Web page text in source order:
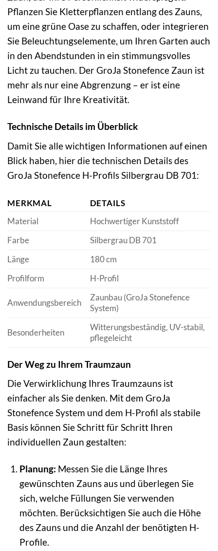
Pflanzen Sie Kletterpflanzen entlang des Zauns,
um eine grüne Oase zu schaffen, oder integrieren
Sie Beleuchtungselemente, um Ihren Garten auch
in den Abendstunden in ein stimmungsvolles
Licht zu tauchen. Der GroJa Stonefence Zaun ist
mehr als nur eine Abgrenzung – er ist eine
Leinwand für Ihre Kreativität.
Technische Details im Überblick
Damit Sie alle wichtigen Informationen auf einen
Blick haben, hier die technischen Details des
GroJa Stonefence H-Profils Silbergrau DB 701:
MERKMAL
DETAILS
Material
Hochwertiger Kunststoff
Farbe
Silbergrau DB 701
Länge
180 cm
Profilform
H-Profil
Anwendungsbereich
Zaunbau (GroJa Stonefence
System)
Besonderheiten
Witterungsbeständig, UV-stabil,
pflegeleicht
Der Weg zu Ihrem Traumzaun
Die Verwirklichung Ihres Traumzauns ist
einfacher als Sie denken. Mit dem GroJa
Stonefence System und dem H-Profil als stabile
Basis können Sie Schritt für Schritt Ihren
individuellen Zaun gestalten:
Planung: Messen Sie die Länge Ihres
gewünschten Zauns aus und überlegen Sie
sich, welche Füllungen Sie verwenden
möchten. Berücksichtigen Sie auch die Höhe
des Zauns und die Anzahl der benötigten H-
Profile.